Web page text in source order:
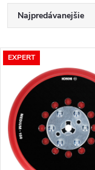
R
a
e
n
Najpredávanejšie
Najlacnejšie
Najdrahšie
Abecedne
V
ý
p
i
EXPERT